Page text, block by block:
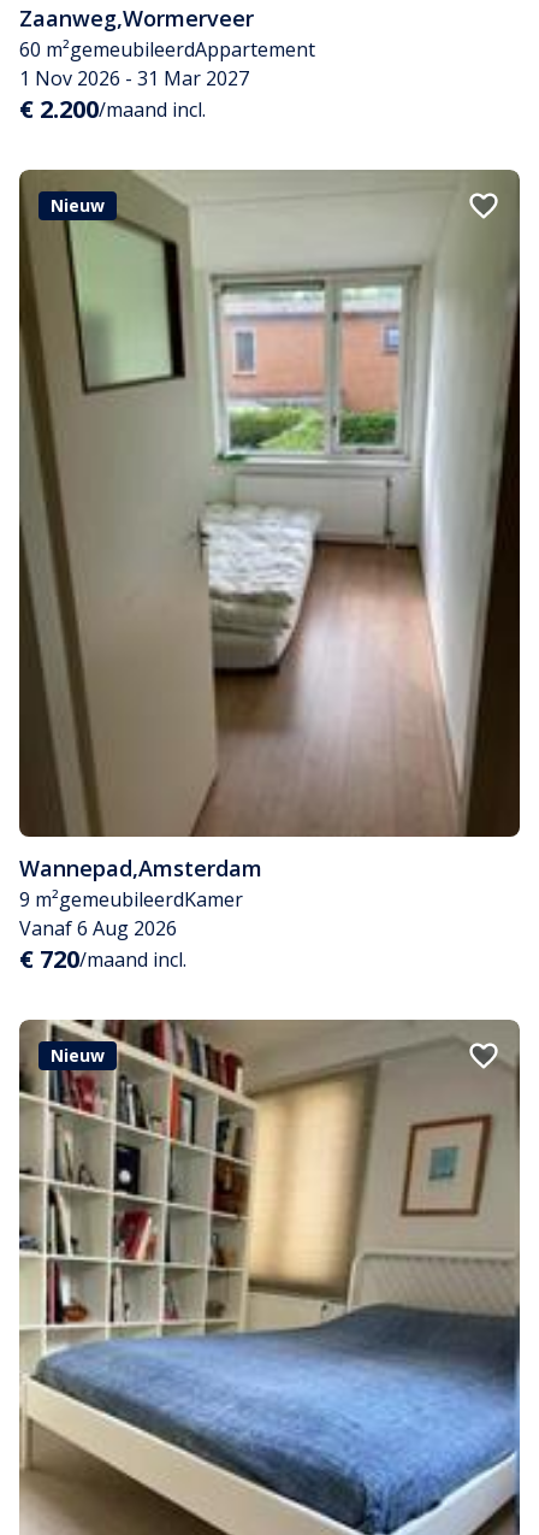
Zaanweg,Wormerveer
60 m²gemeubileerdAppartement
1 Nov 2026 - 31 Mar 2027
€ 2.200/maand incl.
Nieuw
Wannepad,Amsterdam
9 m²gemeubileerdKamer
Vanaf 6 Aug 2026
€ 720/maand incl.
Nieuw